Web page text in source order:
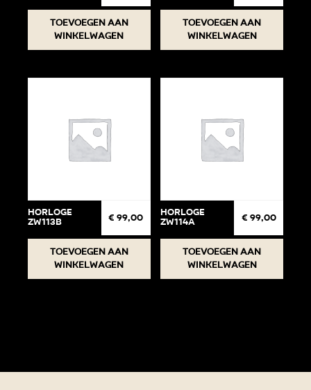
Toevoegen aan
winkelwagen
Toevoegen aan
winkelwagen
Horloge
ZW113B € 99,00
Toevoegen aan
winkelwagen
Horloge
ZW114A € 99,00
Toevoegen aan
winkelwagen